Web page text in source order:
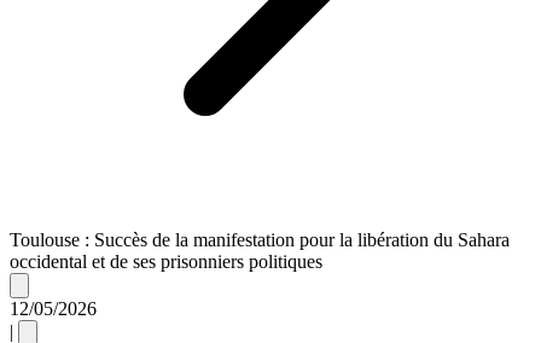
Toulouse : Succès de la manifestation pour la libération du Sahara
occidental et de ses prisonniers politiques
12/05/2026
|